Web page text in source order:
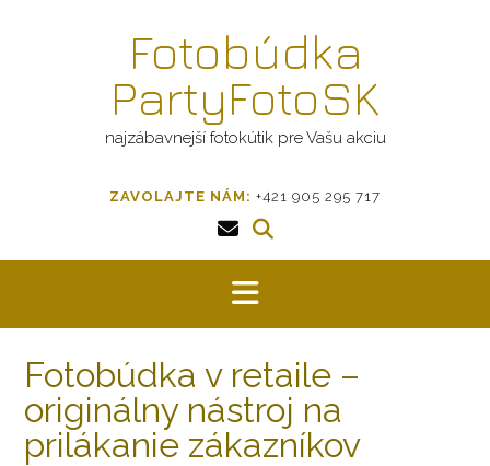
Fotobúdka
PartyFotoSK
najzábavnejší fotokútik pre Vašu akciu
ZAVOLAJTE NÁM: +421 905 295 717
Fotobúdka v retaile –
originálny nástroj na
prilákanie zákazníkov